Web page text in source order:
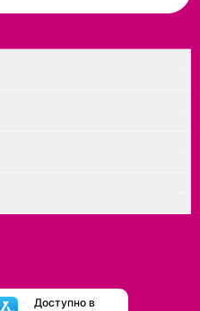
Доступно в